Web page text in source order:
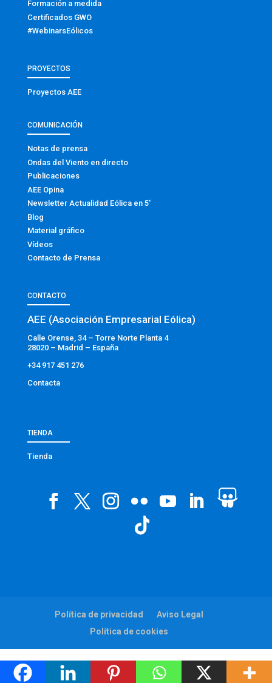
Formación a medida
Certificados GWO
#WebinarsEólicos
PROYECTOS
Proyectos AEE
COMUNICACIÓN
Notas de prensa
Ondas del Viento en directo
Publicaciones
AEE Opina
Newsletter Actualidad Eólica en 5′
Blog
Material gráfico
Vídeos
Contacto de Prensa
CONTACTO
AEE (Asociación Empresarial Eólica)
Calle Orense, 34 – Torre Norte Planta 4
28020 – Madrid – España
+34 917 451 276
Contacta
TIENDA
Tienda
Política de privacidad
Aviso Legal
Política de cookies
Web:viaintermedia.com